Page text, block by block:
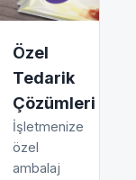
Özel
Tedarik
Çözümleri
İşletmenize
özel
ambalaj